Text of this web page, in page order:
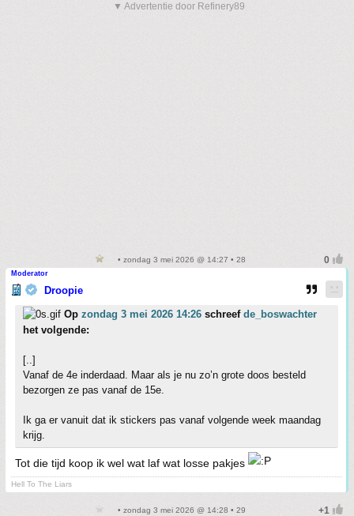
▼ Advertentie door Refinery89
• zondag 3 mei 2026 @ 14:27 • 28
Moderator
Droopie
Op zondag 3 mei 2026 14:26 schreef de_boswachter
het volgende:
[..]
Vanaf de 4e inderdaad. Maar als je nu zo’n grote doos besteld
bezorgen ze pas vanaf de 15e.
Ik ga er vanuit dat ik stickers pas vanaf volgende week maandag
krijg.
Tot die tijd koop ik wel wat laf wat losse pakjes
Hell To The Liars
• zondag 3 mei 2026 @ 14:28 • 29